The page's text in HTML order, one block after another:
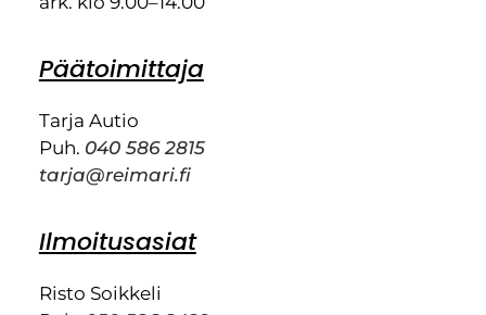
Päätoimittaja
Tarja Autio
Puh. 040 586 2815
tarja@reimari.fi
Ilmoitusasiat
Risto Soikkeli